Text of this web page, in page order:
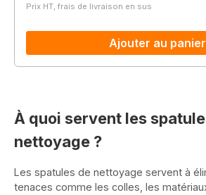
Prix HT, frais de livraison en sus
Ajouter au panier
À quoi servent les
nettoyage ?
Les spatules de nettoyage servent à
tenaces comme les colles, les